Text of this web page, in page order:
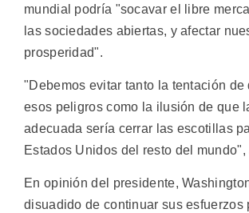
mundial podría "socavar el libre
las sociedades abiertas, y afectar
prosperidad".
"Debemos evitar tanto la tentación de
esos peligros como la ilusión de que
adecuada sería cerrar las escotillas
Estados Unidos del resto del mundo",
En opinión del presidente,
disuadido de continuar sus esfuerzos